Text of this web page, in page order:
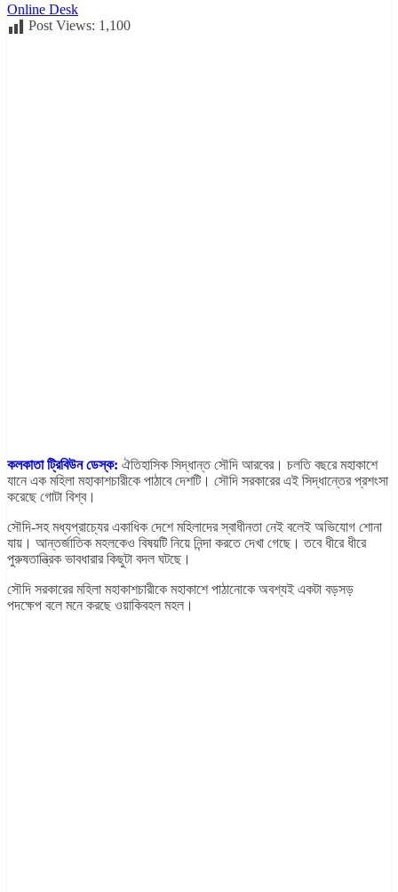
Online Desk
Post Views: 1,100
কলকাতা ট্রিবিউন ডেস্ক: ঐতিহাসিক সিদ্ধান্ত সৌদি আরবের। চলতি বছরে মহাকাশে
যানে এক মহিলা মহাকাশচারীকে পাঠাবে দেশটি। সৌদি সরকারের এই সিদ্ধান্তের প্রশংসা
করেছে গোটা বিশ্ব।
সৌদি-সহ মধ্যপ্রাচ্যের একাধিক দেশে মহিলাদের স্বাধীনতা নেই বলেই অভিযোগ শোনা
যায়। আন্তর্জাতিক মহলকেও বিষয়টি নিয়ে নিন্দা করতে দেখা গেছে। তবে ধীরে ধীরে
পুরুষতান্ত্রিক ভাবধারার কিছুটা বদল ঘটছে।
সৌদি সরকারের মহিলা মহাকাশচারীকে মহাকাশে পাঠানোকে অবশ্যই একটা বড়সড়
পদক্ষেপ বলে মনে করছে ওয়াকিবহল মহল।